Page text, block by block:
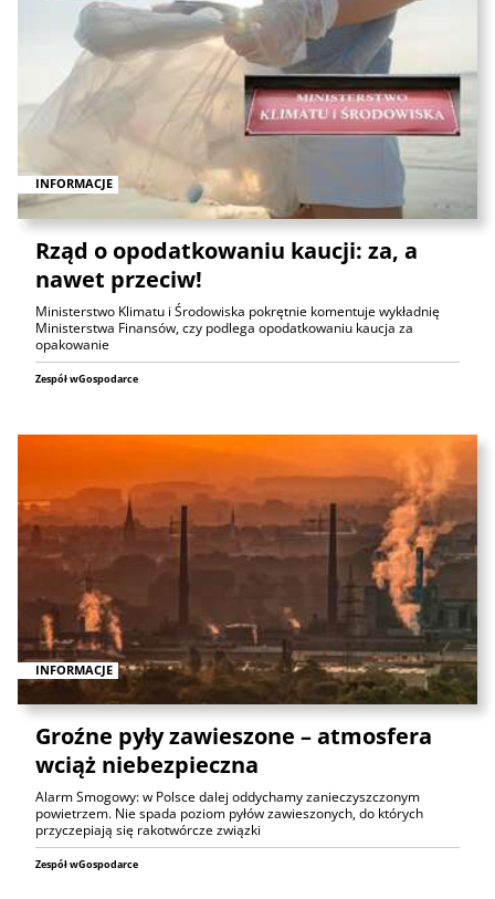
INFORMACJE
Rząd o opodatkowaniu kaucji: za, a
nawet przeciw!
Ministerstwo Klimatu i Środowiska pokrętnie komentuje wykładnię
Ministerstwa Finansów, czy podlega opodatkowaniu kaucja za
opakowanie
Zespół wGospodarce
INFORMACJE
Groźne pyły zawieszone – atmosfera
wciąż niebezpieczna
Alarm Smogowy: w Polsce dalej oddychamy zanieczyszczonym
powietrzem. Nie spada poziom pyłów zawieszonych, do których
przyczepiają się rakotwórcze związki
Zespół wGospodarce